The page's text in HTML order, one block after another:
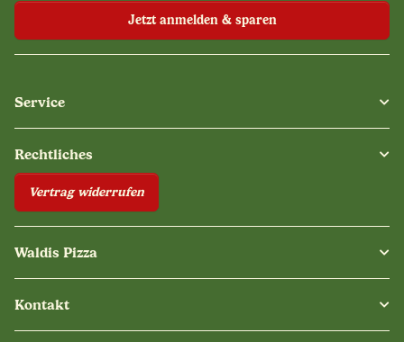
Jetzt anmelden & sparen
Service
Rechtliches
Vertrag widerrufen
Waldis Pizza
Kontakt